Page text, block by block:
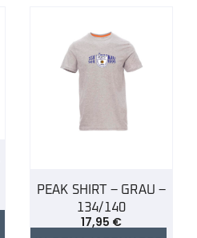
PEAK SHIRT – GRAU –
134/140
17,95 €